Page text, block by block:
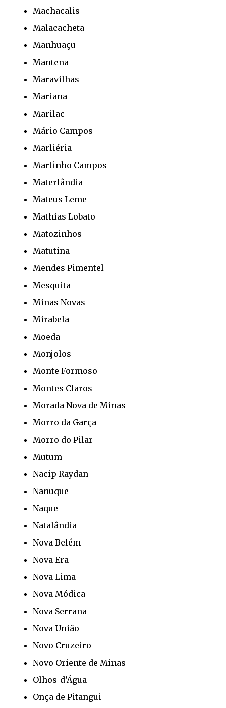
Machacalis
Malacacheta
Manhuaçu
Mantena
Maravilhas
Mariana
Marilac
Mário Campos
Marliéria
Martinho Campos
Materlândia
Mateus Leme
Mathias Lobato
Matozinhos
Matutina
Mendes Pimentel
Mesquita
Minas Novas
Mirabela
Moeda
Monjolos
Monte Formoso
Montes Claros
Morada Nova de Minas
Morro da Garça
Morro do Pilar
Mutum
Nacip Raydan
Nanuque
Naque
Natalândia
Nova Belém
Nova Era
Nova Lima
Nova Módica
Nova Serrana
Nova União
Novo Cruzeiro
Novo Oriente de Minas
Olhos-d’Água
Onça de Pitangui